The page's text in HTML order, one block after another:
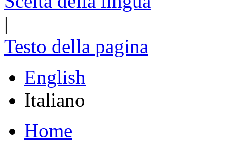
|
Testo della pagina
English
Italiano
Home